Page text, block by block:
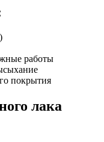
работы
покрытия
лака